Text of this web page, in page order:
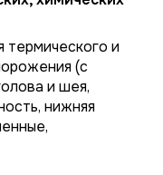
и
(с
и шея,
нижняя